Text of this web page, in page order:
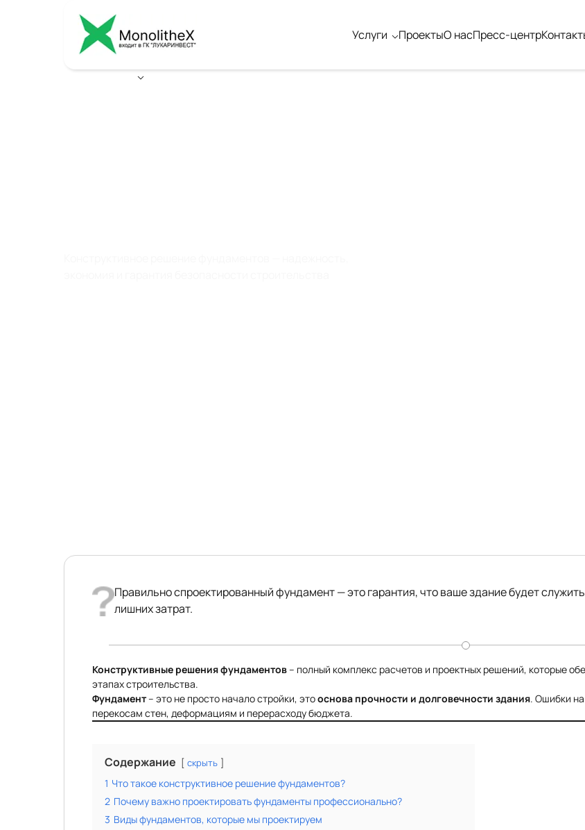
Услуги ПроектыО насПресс-центр
Правильно спроектированный фундамент — это гарантия, что ваше здание будет
лишних затрат.
Конструктивные решения фундаментов– полный комплекс расчетов и проектных решений, которые
этапах строительства.
Фундамент– это не просто начало стройки, этооснова прочности и долговечности здания. Ошибки
перекосам стен, деформациям и перерасходу бюджета.
Содержание скрыть
1 Что такое конструктивное решение фундаментов?
2 Почему важно проектировать фундаменты профессионально?
3 Виды фундаментов, которые мы проектируем